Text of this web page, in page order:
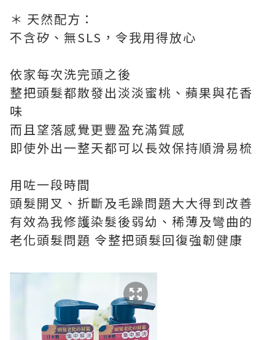
＊ 天然配方：
不含矽、無SLS，令我用得放心
依家每次洗完頭之後
整把頭髮都散發出淡淡蜜桃、蘋果與花香
味
而且望落感覺更豐盈充滿質感
即使外出一整天都可以長效保持順滑易梳
用咗一段時間
頭髮開叉、折斷及毛躁問題大大得到改善
有效為我修護染髮後弱幼、稀薄及彎曲的
老化頭髮問題 令整把頭髮回復強韌健康